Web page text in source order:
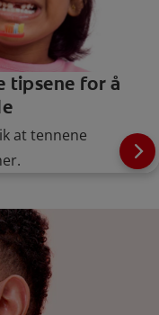
tipsene for å
at tennene